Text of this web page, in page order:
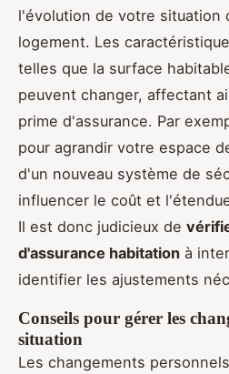
l'évolution de votre situation
logement. Les
telles que la surface
peuvent changer, affectant
prime d'assurance. Par
pour agrandir votre espace
d'un nouveau système de
influencer le coût et
Il est donc judicieux de
d'assurance habitation à
identifier les ajustements
Conseils pour gérer les
situation
Les changements